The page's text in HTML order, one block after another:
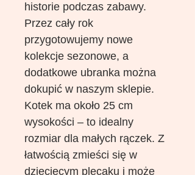
historie podczas zabawy.
Przez cały rok
przygotowujemy nowe
kolekcje sezonowe, a
dodatkowe ubranka można
dokupić w naszym sklepie.
Kotek ma około 25 cm
wysokości – to idealny
rozmiar dla małych rączek. Z
łatwością zmieści się w
dziecięcym plecaku i może